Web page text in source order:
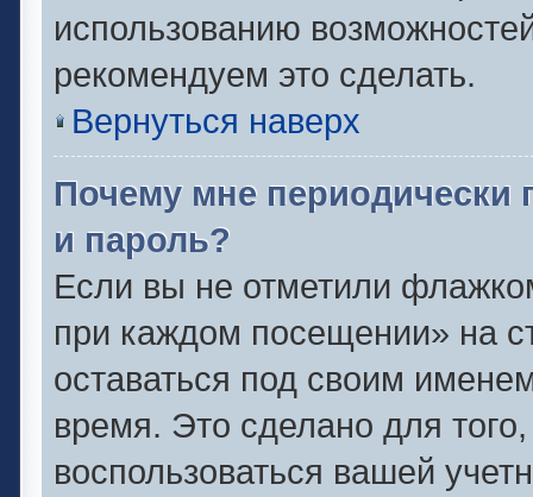
использованию
рекомендуем это сделать.
Вернуться наверх
Почему мне периодически
и пароль?
Если вы не отметили
при каждом посещении» на
оставаться под своим
время. Это сделано для
воспользоваться вашей